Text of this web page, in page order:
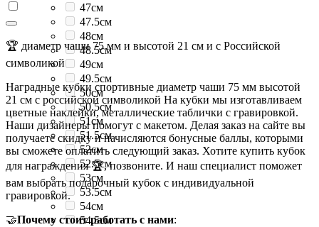
47см
47.5см
48см
48.5см
49см
49.5см
50см
50.5см
51см
51.5см
52см
52.5см
53см
53.5см
54см
54.5см
🏆 диаметр чаши 75 мм и высотой 21 см и с Российской
символикой
Наградные кубки спортивные диаметр чаши 75 мм высотой
21 см с российской символикой На кубки мы изготавливаем
цветные наклейки, металлические таблички с гравировкой.
Наши дизайнеры помогут с макетом. Делая заказ на сайте вы
получаете скидку и начисляются бонусные баллы, которыми
вы сможете оплатить следующий заказ. Хотите купить кубок
для награждения 🏆, позвоните. И наш специалист поможет
вам выбрать подарочный кубок с индивидуальной
гравировкой.
🤝Почему стоит работать с нами: